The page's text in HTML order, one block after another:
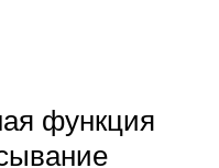
функция